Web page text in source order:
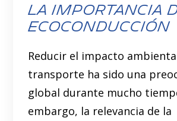
La Importancia
Ecoconducción
Reducir el impacto
transporte ha sido una
global durante mucho
embargo, la relevancia de la